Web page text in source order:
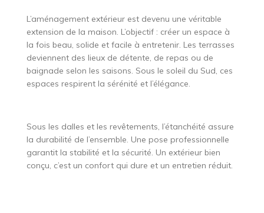
L’aménagement extérieur est devenu une véritable
extension de la maison. L’objectif : créer un espace à
la fois beau, solide et facile à entretenir. Les terrasses
deviennent des lieux de détente, de repas ou de
baignade selon les saisons. Sous le soleil du Sud, ces
espaces respirent la sérénité et l’élégance.
Sous les dalles et les revêtements, l’étanchéité assure
la durabilité de l’ensemble. Une pose professionnelle
garantit la stabilité et la sécurité. Un extérieur bien
conçu, c’est un confort qui dure et un entretien réduit.